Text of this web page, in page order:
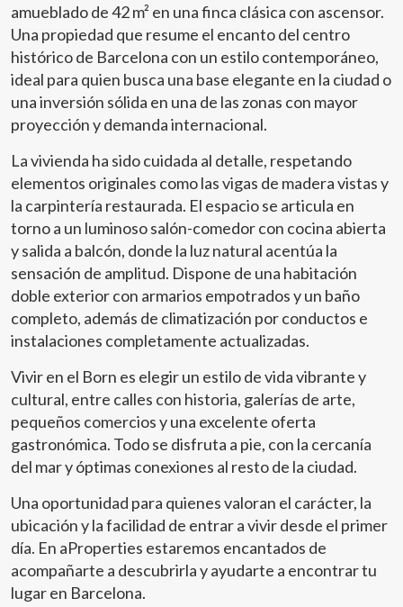
amueblado de 42 m² en una finca clásica con ascensor.
Una propiedad que resume el encanto del centro
histórico de Barcelona con un estilo contemporáneo,
ideal para quien busca una base elegante en la ciudad o
una inversión sólida en una de las zonas con mayor
proyección y demanda internacional.
La vivienda ha sido cuidada al detalle, respetando
elementos originales como las vigas de madera vistas y
la carpintería restaurada. El espacio se articula en
torno a un luminoso salón-comedor con cocina abierta
y salida a balcón, donde la luz natural acentúa la
sensación de amplitud. Dispone de una habitación
doble exterior con armarios empotrados y un baño
completo, además de climatización por conductos e
instalaciones completamente actualizadas.
Vivir en el Born es elegir un estilo de vida vibrante y
cultural, entre calles con historia, galerías de arte,
pequeños comercios y una excelente oferta
gastronómica. Todo se disfruta a pie, con la cercanía
del mar y óptimas conexiones al resto de la ciudad.
Una oportunidad para quienes valoran el carácter, la
ubicación y la facilidad de entrar a vivir desde el primer
día. En aProperties estaremos encantados de
acompañarte a descubrirla y ayudarte a encontrar tu
lugar en Barcelona.